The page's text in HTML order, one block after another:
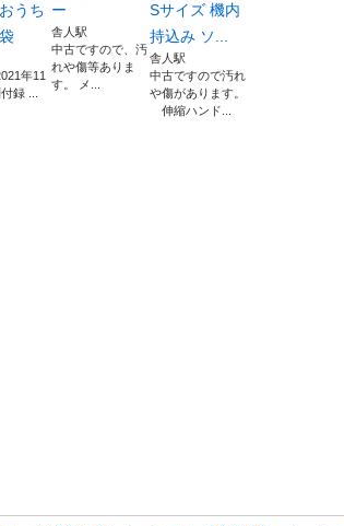
うち
年11
録 ...
ー
舎人駅
中古ですので、汚
れや傷等ありま
す。 メ...
Sサイズ 機内
持込み ソ...
舎人駅
中古ですので汚れ
や傷があります。
伸縮ハンド...